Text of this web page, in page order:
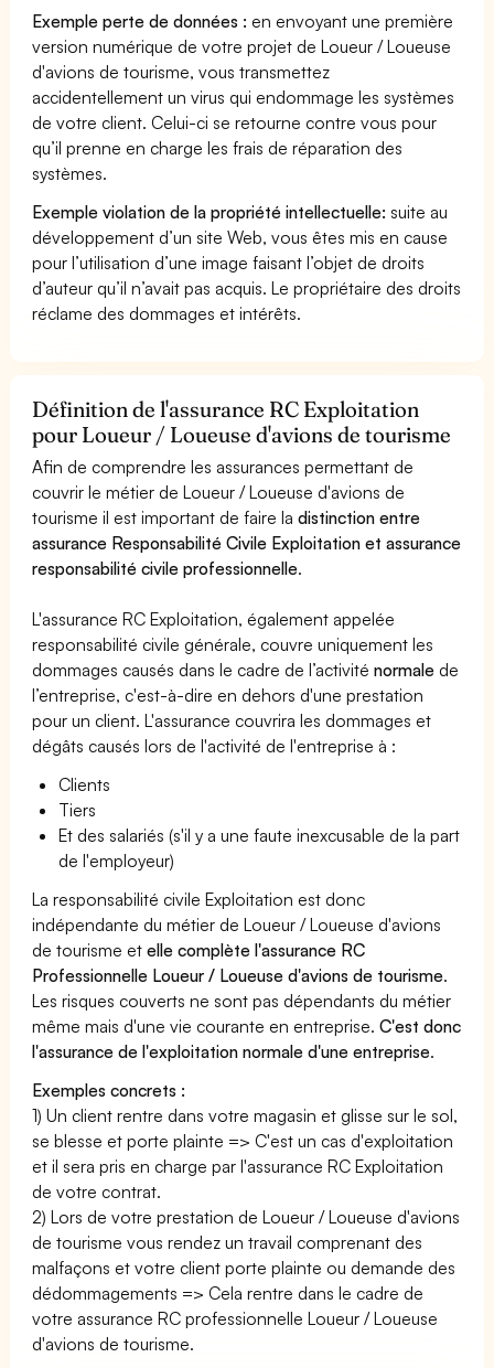
Exemple perte de données : en envoyant une première
version numérique de votre projet de Loueur / Loueuse
d'avions de tourisme, vous transmettez
accidentellement un virus qui endommage les systèmes
de votre client. Celui-ci se retourne contre vous pour
qu’il prenne en charge les frais de réparation des
systèmes.
Exemple violation de la propriété intellectuelle: suite au
développement d’un site Web, vous êtes mis en cause
pour l’utilisation d’une image faisant l’objet de droits
d’auteur qu’il n’avait pas acquis. Le propriétaire des droits
réclame des dommages et intérêts.
Définition de l'assurance RC Exploitation
pour Loueur / Loueuse d'avions de tourisme
Afin de comprendre les assurances permettant de
couvrir le métier de Loueur / Loueuse d'avions de
tourisme il est important de faire ladistinction entre
assurance Responsabilité Civile Exploitation et assurance
responsabilité civile professionnelle.
L'assurance RC Exploitation, également appelée
responsabilité civile générale, couvre uniquement les
dommages causés dans le cadre de l’activiténormale de
l’entreprise, c'est-à-dire en dehors d'une prestation
pour un client. L'assurance couvrira les dommages et
dégâts causés lors de l'activité de l'entreprise à :
Clients
Tiers
Et des salariés (s'il y a une faute inexcusable de la part
de l'employeur)
La responsabilité civile Exploitation est donc
indépendante du métier de Loueur / Loueuse d'avions
de tourisme etelle complète l'assurance RC
Professionnelle Loueur / Loueuse d'avions de tourisme.
Les risques couverts ne sont pas dépendants du métier
même mais d'une vie courante en entreprise.C'est donc
l'assurance de l'exploitation normale d'une entreprise.
Exemples concrets :
1) Un client rentre dans votre magasin et glisse sur le sol,
se blesse et porte plainte => C'est un cas d'exploitation
et il sera pris en charge par l'assurance RC Exploitation
de votre contrat.
2) Lors de votre prestation de Loueur / Loueuse d'avions
de tourisme vous rendez un travail comprenant des
malfaçons et votre client porte plainte ou demande des
dédommagements => Cela rentre dans le cadre de
votre assurance RC professionnelle Loueur / Loueuse
d'avions de tourisme.